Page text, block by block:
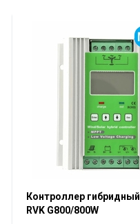
Контроллер гибридный
RVK G800/800W